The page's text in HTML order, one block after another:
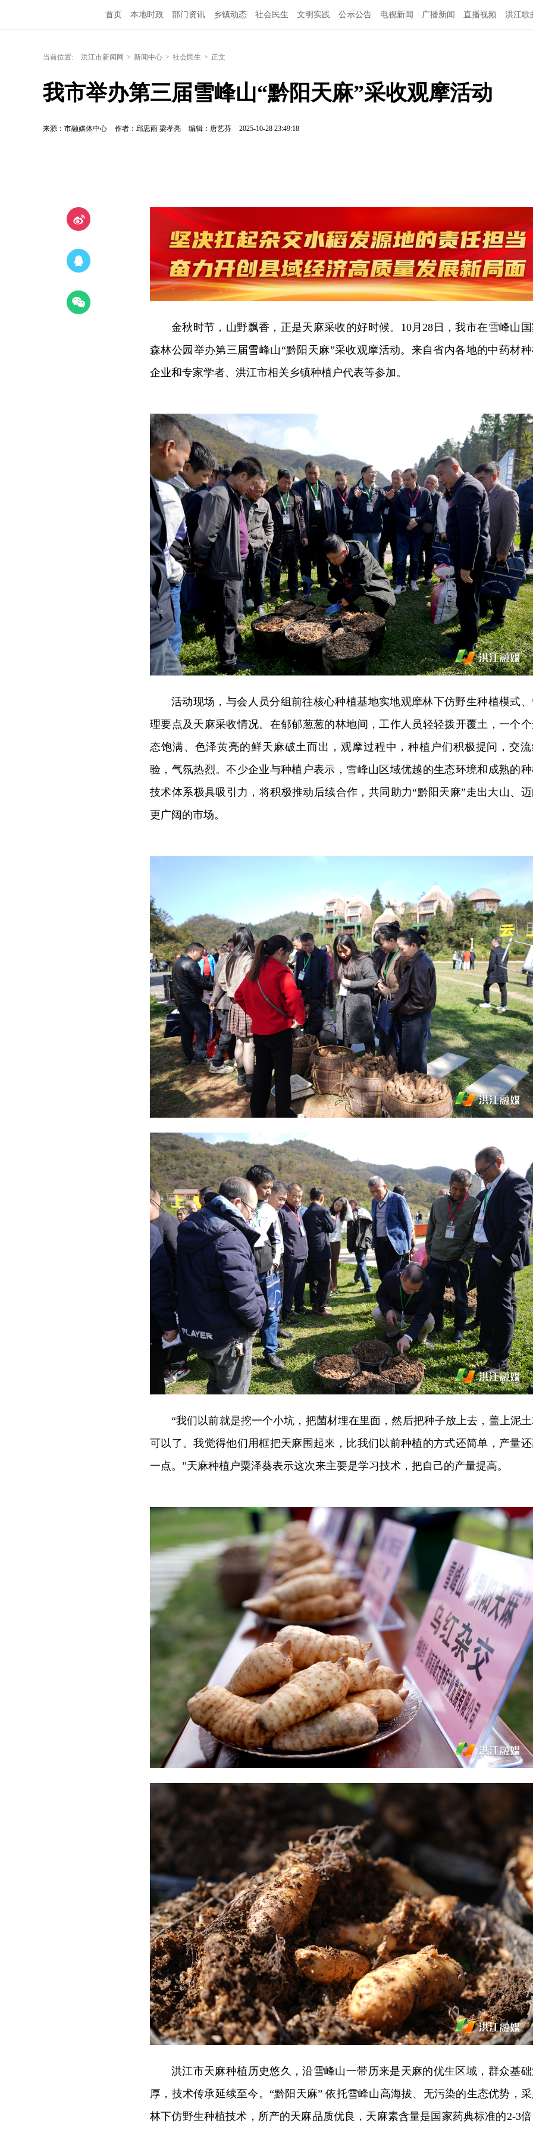
首页 本地时政 部门资讯 乡镇动态 社会民生 文明实践 公示公告 电视新闻 广播新闻 直播视频 洪江歌
当前位置: 洪江市新闻网 > 新闻中心 > 社会民生 > 正文
我市举办第三届雪峰山“黔阳天麻”采收观摩活动
来源：市融媒体中心 作者：邱思雨 梁孝亮 编辑：唐艺芬 2025-10-28 23:49:18
金秋时节，山野飘香，正是天麻采收的好时候。10月28日，我市在雪峰山
森林公园举办第三届雪峰山“黔阳天麻”采收观摩活动。来自省内各地的中药材
企业和专家学者、洪江市相关乡镇种植户代表等参加。
活动现场，与会人员分组前往核心种植基地实地观摩林下仿野生种植模式
理要点及天麻采收情况。在郁郁葱葱的林地间，工作人员轻轻拨开覆土，一个
态饱满、色泽黄亮的鲜天麻破土而出，观摩过程中，种植户们积极提问，交
验，气氛热烈。不少企业与种植户表示，雪峰山区域优越的生态环境和成熟的
技术体系极具吸引力，将积极推动后续合作，共同助力“黔阳天麻”走出大山、
更广阔的市场。
“我们以前就是挖一个小坑，把菌材埋在里面，然后把种子放上去，盖上泥
可以了。我觉得他们用框把天麻围起来，比我们以前种植的方式还简单，产量
一点。”天麻种植户粟泽葵表示这次来主要是学习技术，把自己的产量提高。
洪江市天麻种植历史悠久，沿雪峰山一带历来是天麻的优生区域，群众基
厚，技术传承延续至今。“黔阳天麻” 依托雪峰山高海拔、无污染的生态优势，
林下仿野生种植技术，所产的天麻品质优良，天麻素含量是国家药典标准的2-3